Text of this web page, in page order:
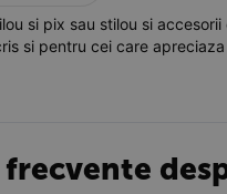
si pix sau stilou si
si pentru cei care